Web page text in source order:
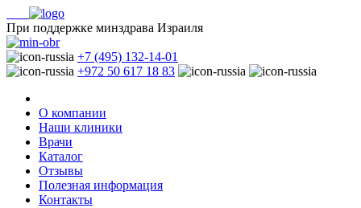
При поддержке минздрава Израиля
+7 (495) 132-14-01
+972 50 617 18 83
О компании
Наши клиники
Врачи
Каталог
Отзывы
Полезная информация
Контакты